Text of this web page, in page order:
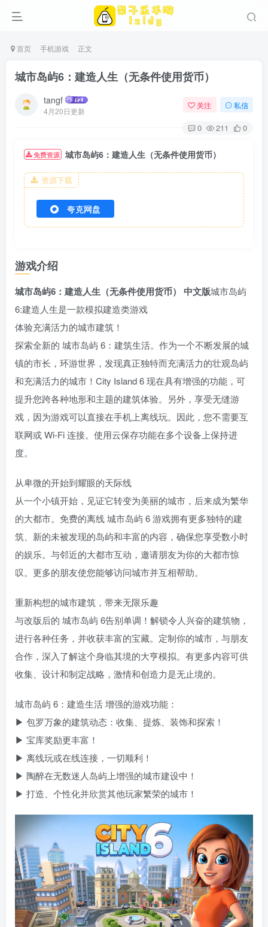
首页 手机游戏 正文
城市岛屿6：建造人生（无条件使用货币）
tangf
4月20日更新
关注 私信
0 211 0
免费资源 城市岛屿6：建造人生（无条件使用货币）
资源下载
夸克网盘
游戏介绍
城市岛屿6：建造人生（无条件使用货币） 中文版城市岛屿
6:建造人生是一款模拟建造类游戏
体验充满活力的城市建筑！
探索全新的 城市岛屿 6：建筑生活。作为一个不断发展的城
镇的市长，环游世界，发现真正独特而充满活力的壮观岛屿
和充满活力的城市！City Island 6 现在具有增强的功能，可
提升您跨各种地形和主题的建筑体验。另外，享受无缝游
戏，因为游戏可以直接在手机上离线玩。因此，您不需要互
联网或 Wi-Fi 连接。使用云保存功能在多个设备上保持进
度。
从卑微的开始到耀眼的天际线
从一个小镇开始，见证它转变为美丽的城市，后来成为繁华
的大都市。免费的离线 城市岛屿 6 游戏拥有更多独特的建
筑、新的未被发现的岛屿和丰富的内容，确保您享受数小时
的娱乐。与邻近的大都市互动，邀请朋友为你的大都市惊
叹。更多的朋友使您能够访问城市并互相帮助。
重新构想的城市建筑，带来无限乐趣
与改版后的 城市岛屿 6告别单调！解锁令人兴奋的建筑物，
进行各种任务，并收获丰富的宝藏。定制你的城市，与朋友
合作，深入了解这个身临其境的大亨模拟。有更多内容可供
收集、设计和制定战略，激情和创造力是无止境的。
城市岛屿 6：建造生活 增强的游戏功能：
▶ 包罗万象的建筑动态：收集、提炼、装饰和探索！
▶ 宝库奖励更丰富！
▶ 离线玩或在线连接，一切顺利！
▶ 陶醉在无数迷人岛屿上增强的城市建设中！
▶ 打造、个性化并欣赏其他玩家繁荣的城市！